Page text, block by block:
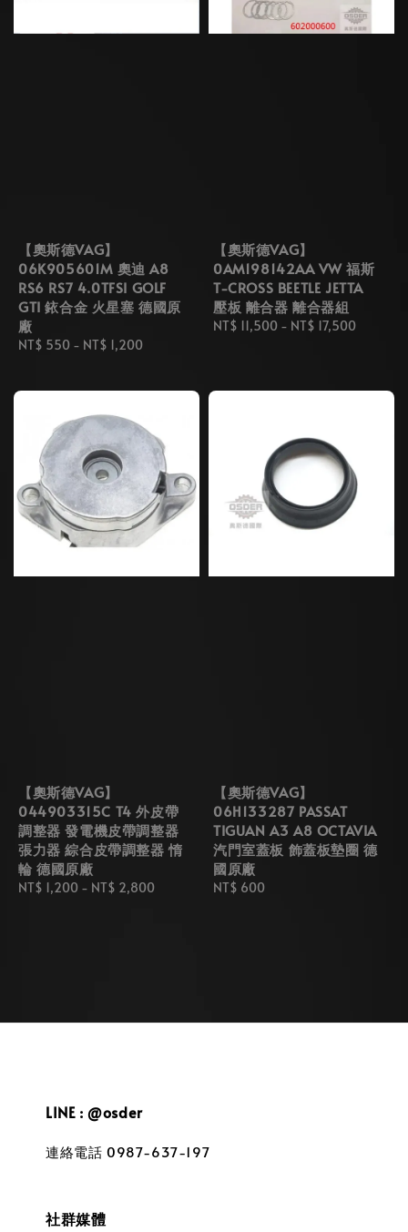
【奧斯德VAG】
06K905601M 奧迪 A8
RS6 RS7 4.0TFSI GOLF
GTI 銥合金 火星塞 德國原
廠
Regular
NT$ 550 - NT$ 1,200
【奧斯德VAG】
0AM198142AA VW 福斯
T-CROSS BEETLE JETTA
壓板 離合器 離合器組
Regular
NT$ 11,500 - NT$ 17,500
【奧斯德VAG】
044903315C T4 外皮帶
調整器 發電機皮帶調整器
張力器 綜合皮帶調整器 惰
輪 德國原廠
Regular
NT$ 1,200 - NT$ 2,800
【奧斯德VAG】
06H133287 PASSAT
TIGUAN A3 A8 OCTAVIA
汽門室蓋板 飾蓋板墊圈 德
國原廠
Regular
NT$ 600
LINE : @osder
連絡電話 0987-637-197
社群媒體